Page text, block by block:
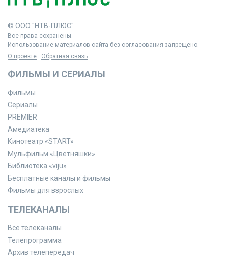
© ООО "НТВ-ПЛЮС"
Все права сохранены.
Использование материалов сайта без согласования запрещено.
О проекте
Обратная связь
ФИЛЬМЫ И СЕРИАЛЫ
Фильмы
Сериалы
PREMIER
Амедиатека
Кинотеатр «START»
Мульфильм «Цветняшки»
Библиотека «viju»
Бесплатные каналы и фильмы
Фильмы для взрослых
ТЕЛЕКАНАЛЫ
Все телеканалы
Телепрограмма
Архив телепередач